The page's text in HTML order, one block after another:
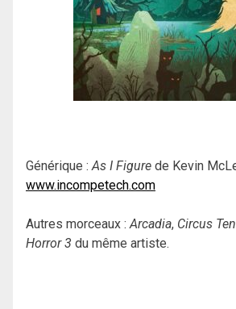
Générique :As I Figure de Kevin
www.incompetech.com
Autres morceaux :Arcadia, Circus
Horror 3 du même artiste.